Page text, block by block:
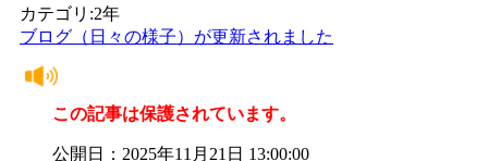
カテゴリ:2年
ブログ（日々の様子）が更新されました
この記事は保護されています。
公開日：2025年11月21日 13:00:00